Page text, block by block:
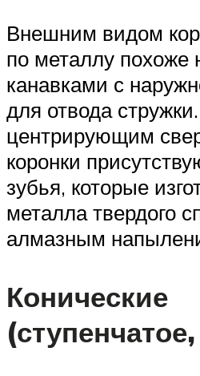
Внешним видом
по металлу похоже
канавками с
для отвода
центрирующим
коронки
зубья, которые
металла твердого
алмазным
Конические